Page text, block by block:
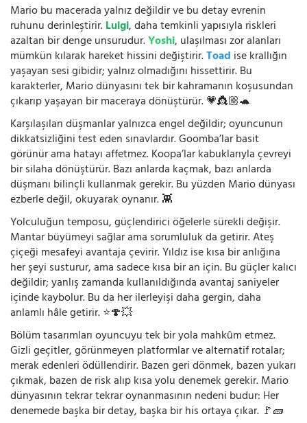
Mario bu macerada yalnız değildir ve bu detay evrenin
ruhunu derinleştirir.Luigi, daha temkinli yapısıyla riskleri
azaltan bir denge unsurudur.Yoshi, ulaşılması zor alanları
mümkün kılarak hareket hissini değiştirir.Toad ise krallığın
yaşayan sesi gibidir; yalnız olmadığını hissettirir. Bu
karakterler, Mario dünyasını tek bir kahramanın koşusundan
çıkarıp yaşayan bir maceraya dönüştürür. 💗👸🏼🐢
Karşılaşılan düşmanlar yalnızca engel değildir; oyuncunun
dikkatsizliğini test eden sınavlardır. Goomba’lar basit
görünür ama hatayı affetmez. Koopa’lar kabuklarıyla çevreyi
bir silaha dönüştürür. Bazı anlarda kaçmak, bazı anlarda
düşmanı bilinçli kullanmak gerekir. Bu yüzden Mario dünyası
ezberle değil, okuyarak oynanır. 👾
Yolculuğun temposu, güçlendirici öğelerle sürekli değişir.
Mantar büyümeyi sağlar ama sorumluluk da getirir. Ateş
çiçeği mesafeyi avantaja çevirir. Yıldız ise kısa bir anlığına
her şeyi susturur, ama sadece kısa bir an için. Bu güçler kalıcı
değildir; yanlış zamanda kullanıldığında avantaj saniyeler
içinde kaybolur. Bu da her ilerleyişi daha gergin, daha
anlamlı hâle getirir. ⭐🍄💥
Bölüm tasarımları oyuncuyu tek bir yola mahkûm etmez.
Gizli geçitler, görünmeyen platformlar ve alternatif rotalar;
merak edenleri ödüllendirir. Bazen geri dönmek, bazen yukarı
çıkmak, bazen de risk alıp kısa yolu denemek gerekir. Mario
dünyasının tekrar tekrar oynanmasının nedeni budur: Her
denemede başka bir detay, başka bir his ortaya çıkar. 🚩🧱